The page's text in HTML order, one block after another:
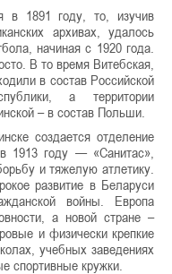
1891 году, то, изучив
архивах, удалось
начиная с 1920 года.
В то время Витебская,
в состав Российской
а территории
– в состав Польши.
создается отделение
1913 году — «Санитас»,
и тяжелую атлетику.
развитие в Беларуси
войны. Европа
а новой стране –
и физически крепкие
учебных заведениях
спортивные кружки.